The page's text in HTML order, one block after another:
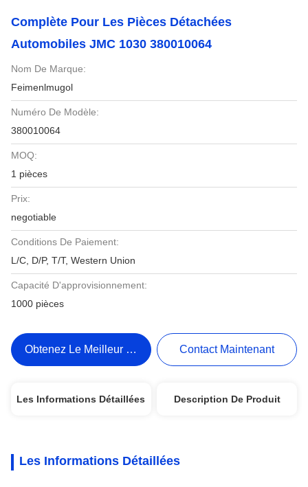
Complète Pour Les Pièces Détachées
Automobiles JMC 1030 380010064
Nom De Marque:
Feimenlmugol
Numéro De Modèle:
380010064
MOQ:
1 pièces
Prix:
negotiable
Conditions De Paiement:
L/C, D/P, T/T, Western Union
Capacité D'approvisionnement:
1000 pièces
Obtenez Le Meilleur Prix Contact Maintenant
Les Informations Détaillées Description De Produit
Les Informations Détaillées